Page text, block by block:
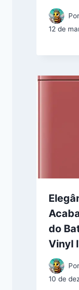
Por
12 de
do
Vinyl
Por
10 de